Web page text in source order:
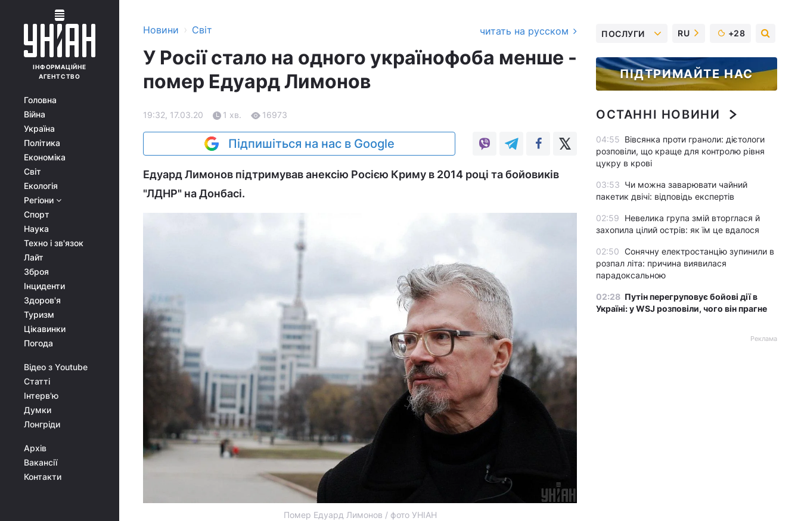
ІНФОРМАЦІЙНЕ
АГЕНТСТВО
Головна
Війна
Україна
Політика
Економіка
Світ
Екологія
Регіони
Спорт
Наука
Техно і зв'язок
Лайт
Зброя
Інциденти
Здоров'я
Туризм
Цікавинки
Погода
Відео з Youtube
Статті
Інтерв'ю
Думки
Лонгріди
Архів
Вакансії
Контакти
Новини › Світ читать на русском
У Росії стало на одного українофоба менше -
помер Едуард Лимонов
19:32, 17.03.20 1 хв. 16973
Підпишіться на нас в Google
Едуард Лимонов підтримував анексію Росією Криму в 2014 році та бойовиків
"ЛДНР" на Донбасі.
Помер Едуард Лимонов / фото УНІАН
ПОСЛУГИ RU +28
ПІДТРИМАЙТЕ НАС
ОСТАННІ НОВИНИ
04:55 Вівсянка проти граноли: дієтологи
розповіли, що краще для контролю рівня
цукру в крові
03:53 Чи можна заварювати чайний
пакетик двічі: відповідь експертів
02:59
Невелика група змій вторглася й
захопила цілий острів: як їм це вдалося
02:50 Сонячну електростанцію зупинили в
розпал літа: причина виявилася
парадоксальною
02:28 Путін перегруповує бойові дії в
Україні: у WSJ розповіли, чого він прагне
Реклама